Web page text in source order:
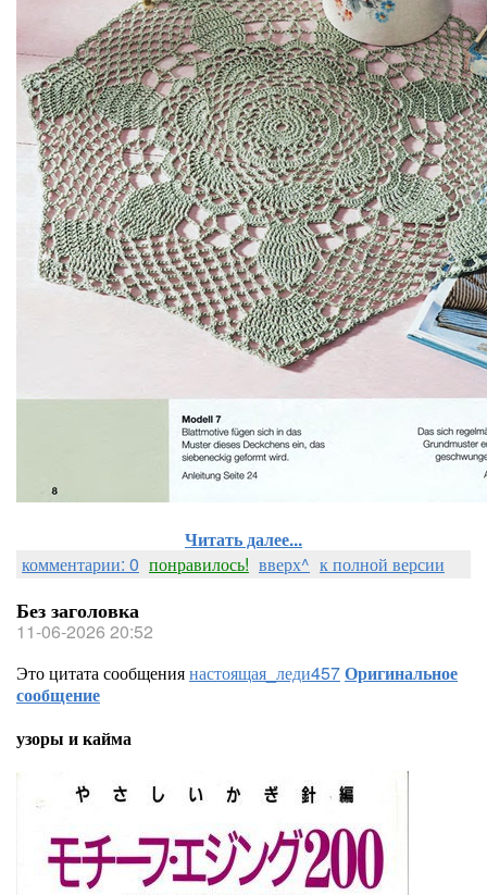
Читать далее...
комментарии: 0 понравилось! вверх^ к полной версии
Без заголовка
11-06-2026 20:52
Это цитата сообщениянастоящая_леди457Оригинальное
сообщение
узоры и кайма